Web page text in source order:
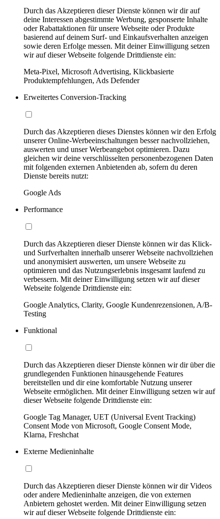
Durch das Akzeptieren dieser Dienste können wir dir auf
deine Interessen abgestimmte Werbung, gesponserte Inhalte
oder Rabattaktionen für unsere Webseite oder Produkte
basierend auf deinem Surf- und Einkaufsverhalten anzeigen
sowie deren Erfolge messen. Mit deiner Einwilligung setzen
wir auf dieser Webseite folgende Drittdienste ein:
Meta-Pixel, Microsoft Advertising, Klickbasierte
Produktempfehlungen, Ads Defender
Erweitertes Conversion-Tracking
Durch das Akzeptieren dieses Dienstes können wir den Erfolg
unserer Online-Werbeeinschaltungen besser nachvollziehen,
auswerten und unser Werbeangebot optimieren. Dazu
gleichen wir deine verschlüsselten personenbezogenen Daten
mit folgenden externen Anbietenden ab, sofern du deren
Dienste bereits nutzt:
Google Ads
Performance
Durch das Akzeptieren dieser Dienste können wir das Klick-
und Surfverhalten innerhalb unserer Webseite nachvollziehen
und anonymisiert auswerten, um unsere Webseite zu
optimieren und das Nutzungserlebnis insgesamt laufend zu
verbessern. Mit deiner Einwilligung setzen wir auf dieser
Webseite folgende Drittdienste ein:
Google Analytics, Clarity, Google Kundenrezensionen, A/B-
Testing
Funktional
Durch das Akzeptieren dieser Dienste können wir dir über die
grundlegenden Funktionen hinausgehende Features
bereitstellen und dir eine komfortable Nutzung unserer
Webseite ermöglichen. Mit deiner Einwilligung setzen wir auf
dieser Webseite folgende Drittdienste ein:
Google Tag Manager, UET (Universal Event Tracking)
Consent Mode von Microsoft, Google Consent Mode,
Klarna, Freshchat
Externe Medieninhalte
Durch das Akzeptieren dieser Dienste können wir dir Videos
oder andere Medieninhalte anzeigen, die von externen
Anbietern gehostet werden. Mit deiner Einwilligung setzen
wir auf dieser Webseite folgende Drittdienste ein: